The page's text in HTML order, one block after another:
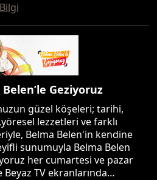
Geziyoruz
güzel köşeleri; tarihi,
lezzetleri ve farklı
Belma Belen'in kendine
sunumuyla Belma Belen
her cumartesi ve pazar
Beyaz TV ekranlarında…